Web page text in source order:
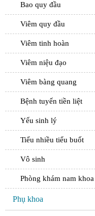
Bao quy đầu
Viêm quy đầu
Viêm tinh hoàn
Viêm niệu đạo
Viêm bàng quang
Bệnh tuyến tiền liệt
Yếu sinh lý
Tiểu nhiều tiểu buốt
Vô sinh
Phòng khám nam khoa
Phụ khoa